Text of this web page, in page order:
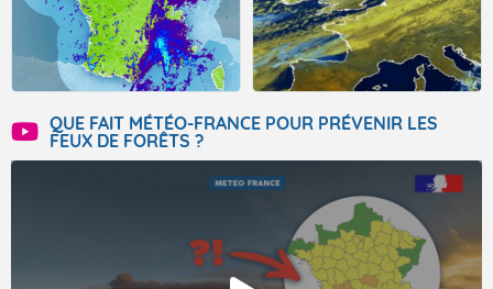
QUE FAIT MÉTÉO-FRANCE POUR PRÉVENIR LES
FEUX DE FORÊTS ?